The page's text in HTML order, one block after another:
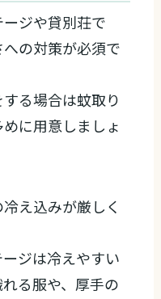
ジや貸別荘で
の対策が必須で
る場合は蚊取り
に用意しましょ
え込みが厳しく
ジは冷えやすい
る服や、厚手の